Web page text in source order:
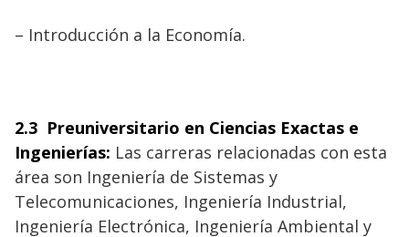
– Introducción a la Economía.
2.3 Preuniversitario en Ciencias Exactas e
Ingenierías: Las carreras relacionadas con esta
área son Ingeniería de Sistemas y
Telecomunicaciones, Ingeniería Industrial,
Ingeniería Electrónica, Ingeniería Ambiental y